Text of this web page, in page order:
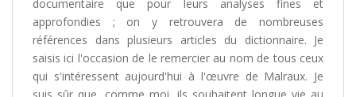
documentaire que pour leurs analyses fines et
approfondies ; on y retrouvera de nombreuses
références dans plusieurs articles du dictionnaire. Je
saisis ici l'occasion de le remercier au nom de tous ceux
qui s'intéressent aujourd'hui à l'œuvre de Malraux. Je